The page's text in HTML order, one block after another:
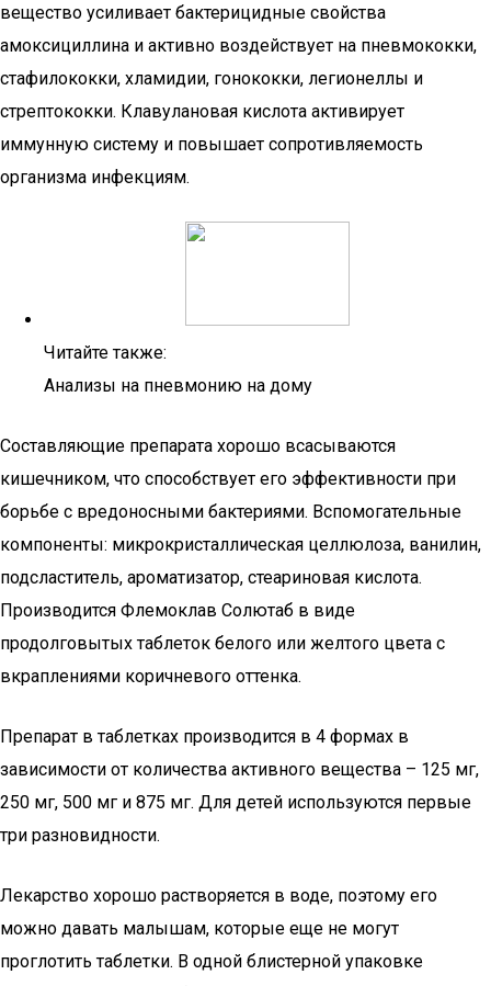
вещество усиливает бактерицидные свойства
амоксициллина и активно воздействует на пневмококки,
стафилококки, хламидии, гонококки, легионеллы и
стрептококки. Клавулановая кислота активирует
иммунную систему и повышает сопротивляемость
организма инфекциям.
Читайте также:
Анализы на пневмонию на дому
Составляющие препарата хорошо всасываются
кишечником, что способствует его эффективности при
борьбе с вредоносными бактериями. Вспомогательные
компоненты: микрокристаллическая целлюлоза, ванилин,
подсластитель, ароматизатор, стеариновая кислота.
Производится Флемоклав Солютаб в виде
продолговытых таблеток белого или желтого цвета с
вкраплениями коричневого оттенка.
Препарат в таблетках производится в 4 формах в
зависимости от количества активного вещества – 125 мг,
250 мг, 500 мг и 875 мг. Для детей используются первые
три разновидности.
Лекарство хорошо растворяется в воде, поэтому его
можно давать малышам, которые еще не могут
проглотить таблетки. В одной блистерной упаковке